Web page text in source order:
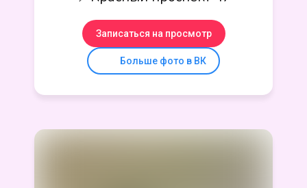
Записаться на просмотр
Больше фото в ВК